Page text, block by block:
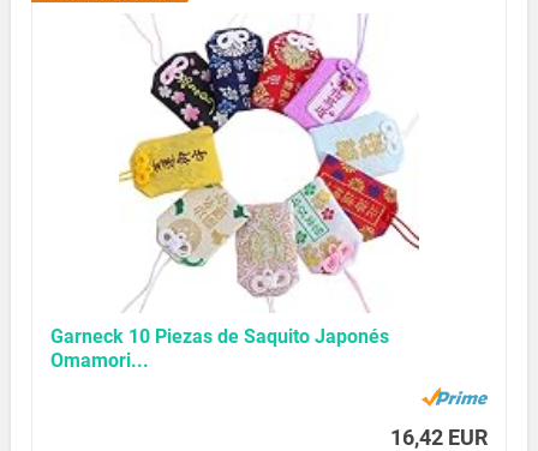
Garneck 10 Piezas de Saquito Japonés
Omamori...
16,42 EUR